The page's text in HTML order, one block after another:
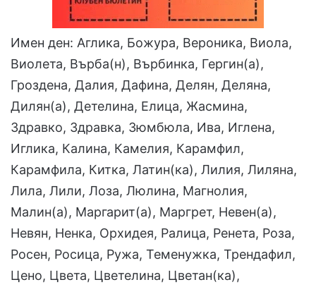
Имен ден: Аглика, Божура, Вероника, Виола,
Виолета, Върба(н), Върбинка, Гергин(а),
Гроздена, Далия, Дафина, Делян, Деляна,
Дилян(а), Детелина, Елица, Жасмина,
Здравко, Здравка, Зюмбюла, Ива, Иглена,
Иглика, Калина, Камелия, Карамфил,
Карамфила, Китка, Латин(ка), Лилия, Лиляна,
Лила, Лили, Лоза, Люлина, Магнолия,
Малин(а), Маргарит(а), Маргрет, Невен(а),
Невян, Ненка, Орхидея, Ралица, Ренета, Роза,
Росен, Росица, Ружа, Теменужка, Трендафил,
Цено, Цвета, Цветелина, Цветан(ка),